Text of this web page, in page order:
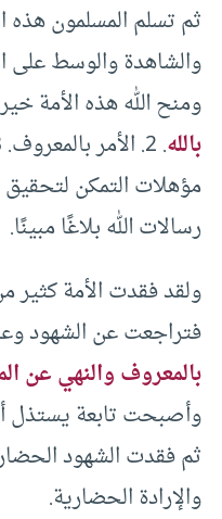
ثم تسلم المسلمون هذه
والشاهدة والوسط على
ومنح الله هذه الأمة
بالله
رسالات الله بلاغًا مبينًا.
ولقد فقدت الأمة كثير
فتراجعت عن الشهود
بالمعروف والنهي عن
وأصبحت تابعة يستذل
ثم فقدت الشهود
والإرادة الحضارية.